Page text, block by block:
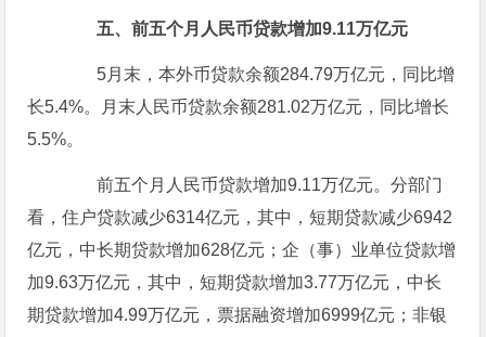
五、前五个月人民币贷款增加9.11万亿元
5月末，本外币贷款余额284.79万亿元，同比增
长5.4%。月末人民币贷款余额281.02万亿元，同比增长
5.5%。
前五个月人民币贷款增加9.11万亿元。分部门
看，住户贷款减少6314亿元，其中，短期贷款减少6942
亿元，中长期贷款增加628亿元；企（事）业单位贷款增
加9.63万亿元，其中，短期贷款增加3.77万亿元，中长
期贷款增加4.99万亿元，票据融资增加6999亿元；非银